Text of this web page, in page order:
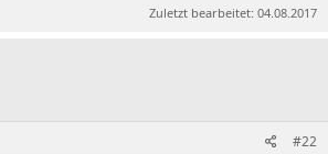
Zuletzt bearbeitet: 04.08.2017
#22